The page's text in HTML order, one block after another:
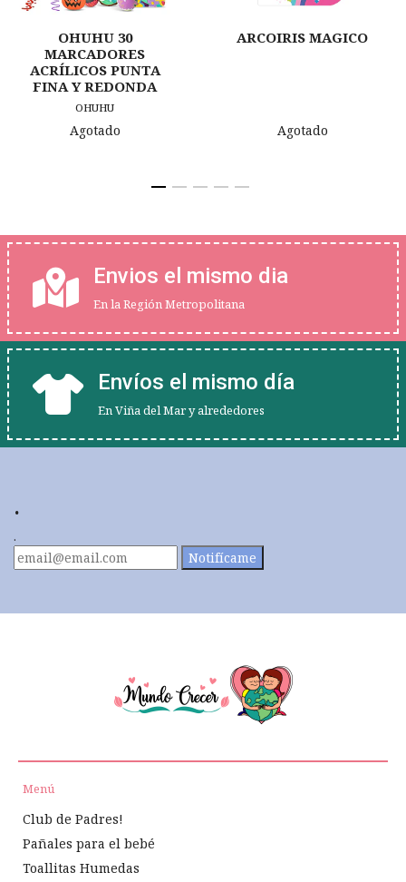
OHUHU 30
MARCADORES
ACRÍLICOS PUNTA
FINA Y REDONDA
OHUHU
Agotado
ARCOIRIS MAGICO
Agotado
Envios el mismo dia
En la Región Metropolitana
Envíos el mismo día
En Viña del Mar y alrededores
.
.
Notifícame
Menú
Club de Padres!
Pañales para el bebé
Toallitas Humedas